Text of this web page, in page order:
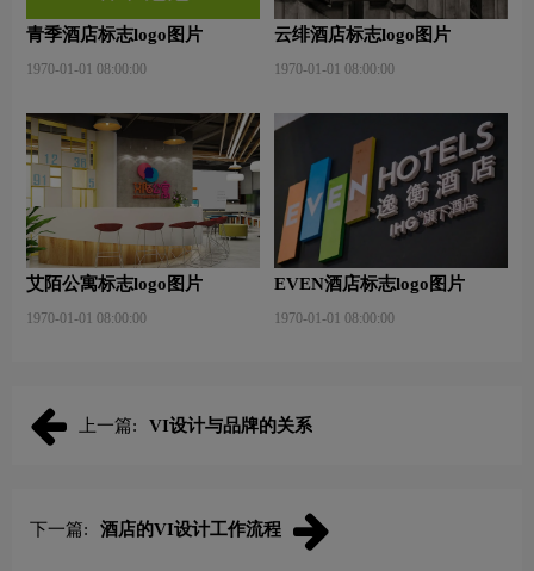
青季酒店标志logo图片
1970-01-01 08:00:00
云绯酒店标志logo图片
1970-01-01 08:00:00
艾陌公寓标志logo图片
1970-01-01 08:00:00
EVEN酒店标志logo图片
1970-01-01 08:00:00
上一篇: VI设计与品牌的关系
下一篇: 酒店的VI设计工作流程